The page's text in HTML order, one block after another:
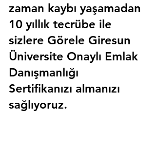
zaman kaybı yaşamadan
10 yıllık tecrübe ile
sizlere Görele Giresun
Üniversite Onaylı Emlak
Danışmanlığı
Sertifikanızı almanızı
sağlıyoruz.